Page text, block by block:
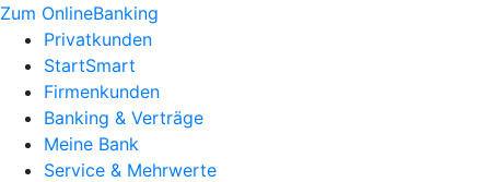
Zum OnlineBanking
Privatkunden
StartSmart
Firmenkunden
Banking & Verträge
Meine Bank
Service & Mehrwerte